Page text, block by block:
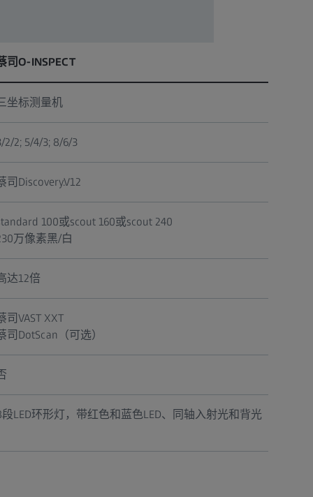
司O-INSPECT
坐标测量机
2/2; 5/4/3; 8/6/3
司Discovery.V12
100或scout 160或scout 240
万像素黑/白
达12倍
司VAST XXT
司DotScan（可选）
段LED环形灯，带红色和蓝色LED、同轴入射光和背光